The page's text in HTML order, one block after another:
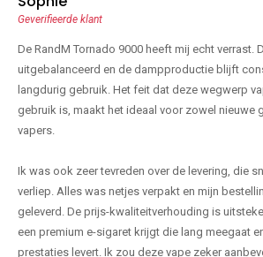
Geverifieerde klant
De RandM Tornado 9000 heeft mij echt verrast.
uitgebalanceerd en de dampproductie blijft
langdurig gebruik. Het feit dat deze wegwerp
gebruik is, maakt het ideaal voor zowel nieuwe
vapers.
Ik was ook zeer tevreden over de levering, die
verliep. Alles was netjes verpakt en mijn
geleverd. De prijs-kwaliteitverhouding is
een premium e-sigaret krijgt die lang meegaat
prestaties levert. Ik zou deze vape zeker